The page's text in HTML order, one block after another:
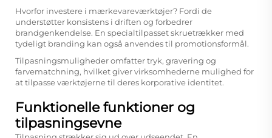
Hvorfor investere i mærkevareværktøjer? Fordi de
understøtter konsistens i driften og forbedrer
brandgenkendelse. En specialtilpasset skruetrækker med
tydeligt branding kan også anvendes til promotionsformål.
Tilpasningsmuligheder omfatter tryk, gravering og
farvematchning, hvilket giver virksomhederne mulighed for
at tilpasse værktøjerne til deres korporative identitet.
Funktionelle funktioner og
tilpasningsevne